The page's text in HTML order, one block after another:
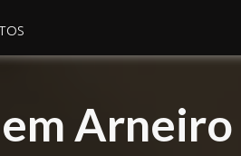
Arneiro